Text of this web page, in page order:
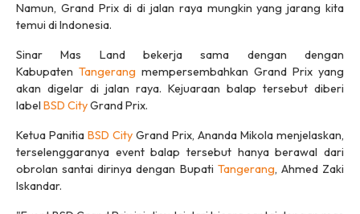
Namun, Grand Prix di di jalan raya mungkin yang jarang kita
temui di Indonesia.
Sinar Mas Land‎ bekerja sama dengan dengan
Kabupaten Tangerang mempersembahkan Grand Prix yang
akan digelar di jalan raya. Kejuaraan balap tersebut diberi
label BSD CityGrand Prix.‎
Ketua Panitia BSD City Grand Prix, Ananda Mikola menjelaskan,
terselenggaranya event balap tersebut hanya berawal dari
obrolan santai dirinya dengan ‎Bupati Tangerang, Ahmed Zaki
Iskandar.